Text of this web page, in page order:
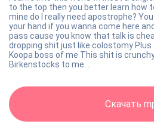
to the top then you better learn how
mine do I really need apostrophe?
your hand if you wanna come here
pass cause you know that talk is
dropping shit just like colostomy
Koopa boss of me This shit is
Birkenstocks to me...
Скачать